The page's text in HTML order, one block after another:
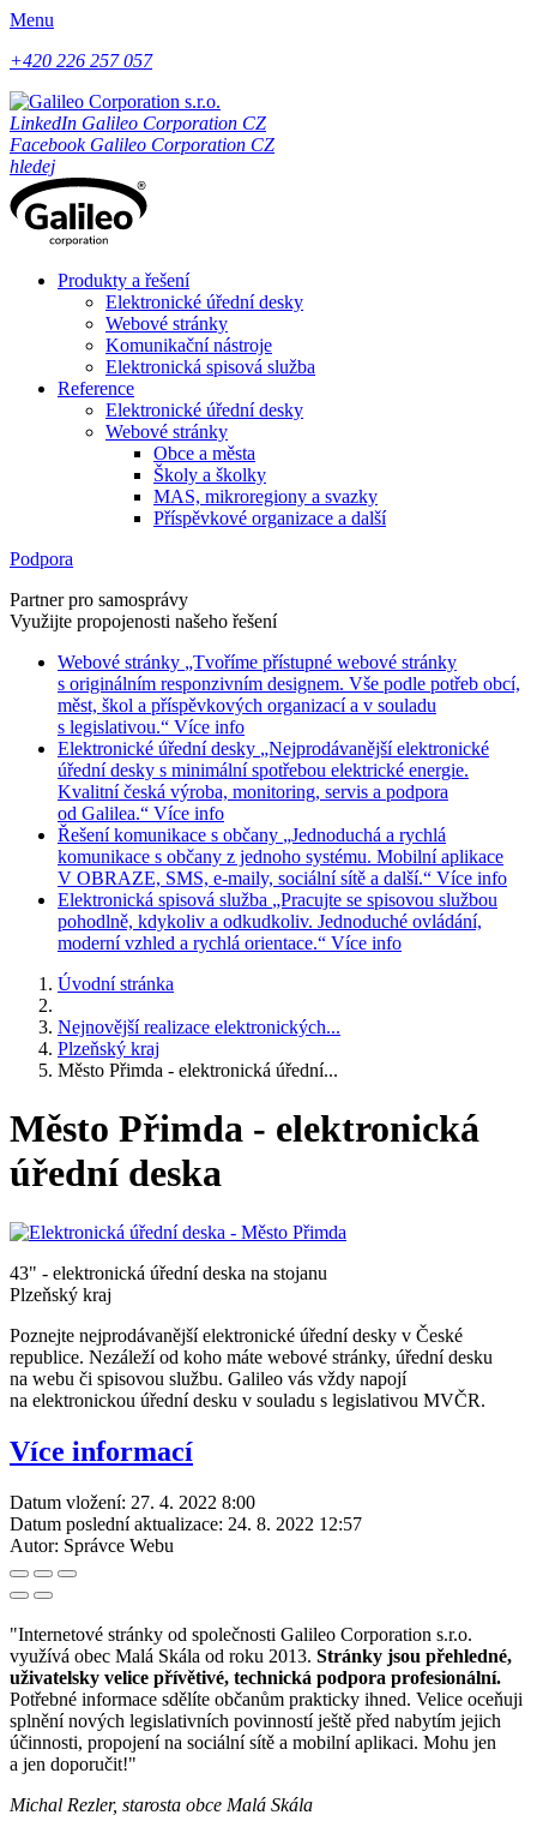
Menu
+420 226 257 057
LinkedIn Galileo Corporation CZ
Facebook Galileo Corporation CZ
hledej
Produkty a řešení
Elektronické úřední desky
Webové stránky
Komunikační nástroje
Elektronická spisová služba
Reference
Elektronické úřední desky
Webové stránky
Obce a města
Školy a školky
MAS, mikroregiony a svazky
Příspěvkové organizace a další
Podpora
Partner pro samosprávy
Využijte propojenosti našeho řešení
Webové stránky „Tvoříme přístupné webové stránky
s originálním responzivním designem. Vše podle potřeb obcí,
měst, škol a příspěvkových organizací a v souladu
s legislativou.“ Více info
Elektronické úřední desky „Nejprodávanější elektronické
úřední desky s minimální spotřebou elektrické energie.
Kvalitní česká výroba, monitoring, servis a podpora
od Galilea.“ Více info
Řešení komunikace s občany „Jednoduchá a rychlá
komunikace s občany z jednoho systému. Mobilní aplikace
V OBRAZE, SMS, e-maily, sociální sítě a další.“ Více info
Elektronická spisová služba „Pracujte se spisovou službou
pohodlně, kdykoliv a odkudkoliv. Jednoduché ovládání,
moderní vzhled a rychlá orientace.“ Více info
Úvodní stránka
Nejnovější realizace elektronických...
Plzeňský kraj
Město Přimda - elektronická úřední...
Město Přimda - elektronická
úřední deska
43" - elektronická úřední deska na stojanu
Plzeňský kraj
Poznejte nejprodávanější elektronické úřední desky v České
republice. Nezáleží od koho máte webové stránky, úřední desku
na webu či spisovou službu. Galileo vás vždy napojí
na elektronickou úřední desku v souladu s legislativou MVČR.
Více informací
Datum vložení: 27. 4. 2022 8:00
Datum poslední aktualizace: 24. 8. 2022 12:57
Autor: Správce Webu
"Internetové stránky od společnosti Galileo Corporation s.r.o.
využívá obec Malá Skála od roku 2013. Stránky jsou přehledné,
uživatelsky velice přívětivé, technická podpora profesionální.
Potřebné informace sdělíte občanům prakticky ihned. Velice oceňuji
splnění nových legislativních povinností ještě před nabytím jejich
účinnosti, propojení na sociální sítě a mobilní aplikaci. Mohu jen
a jen doporučit!"
Michal Rezler, starosta obce Malá Skála